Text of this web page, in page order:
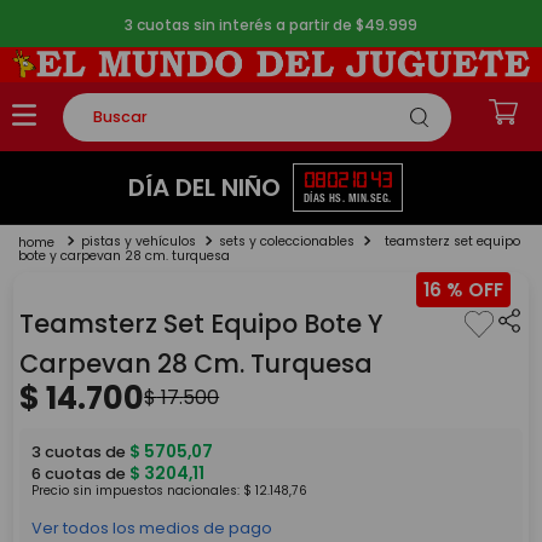
3 cuotas sin interés a partir de $49.999
Buscar
TÉRMINOS MÁS BUSCADOS
2.
lego
4 .
monopatin
5. toy story
DÍA DEL NIÑO 08
DÍAS
02
HS.
10
MIN.
43
SEG.
pistas y vehículos sets y coleccionables teamsterz set equipo
bote y carpevan 28 cm. turquesa
16 %
Teamsterz Set Equipo Bote Y
Carpevan 28 Cm. Turquesa
$14.700$17.500
3 cuotas de $ 5705,07
6 cuotas de $ 3204,11
Precio sin impuestos nacionales: $ 12.148,76
Ver todos los medios de pago